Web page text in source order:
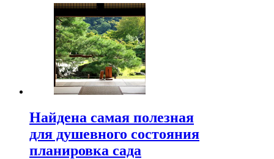
Найдена самая полезная
для душевного состояния
планировка сада